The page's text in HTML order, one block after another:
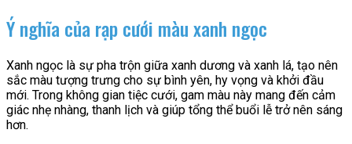
Ý nghĩa của rạp cưới màu xanh ngọc
Xanh ngọc là sự pha trộn giữa xanh dương và xanh lá, tạo nên
sắc màu tượng trưng cho sự bình yên, hy vọng và khởi đầu
mới. Trong không gian tiệc cưới, gam màu này mang đến cảm
giác nhẹ nhàng, thanh lịch và giúp tổng thể buổi lễ trở nên sáng
hơn.